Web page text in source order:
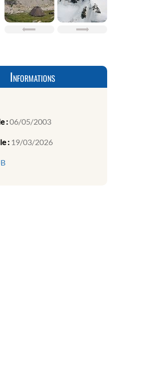
Informations
:06/05/2003
: 19/03/2026